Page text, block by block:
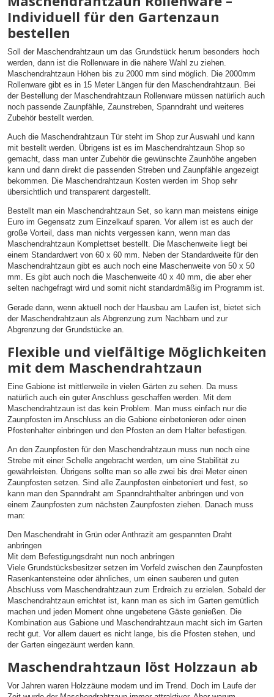
Individuell für den Gartenzaun
bestellen
Soll der Maschendrahtzaun um das Grundstück herum besonders hoch
werden, dann ist die Rollenware in die nähere Wahl zu ziehen.
Maschendrahtzaun Höhen bis zu 2000 mm sind möglich. Die 2000mm
Rollenware gibt es in 15 Meter Längen für den Maschendrahtzaun. Bei
der Bestellung der Maschendrahtzaun Rollenware müssen natürlich auch
noch passende Zaunpfähle, Zaunstreben, Spanndraht und weiteres
Zubehör bestellt werden.
Auch die Maschendrahtzaun Tür steht im Shop zur Auswahl und kann
mit bestellt werden. Übrigens ist es im Maschendrahtzaun Shop so
gemacht, dass man unter Zubehör die gewünschte Zaunhöhe angeben
kann und dann direkt die passenden Streben und Zaunpfähle angezeigt
bekommen. Die Maschendrahtzaun Kosten werden im Shop sehr
übersichtlich und transparent dargestellt.
Bestellt man ein Maschendrahtzaun Set, so kann man meistens einige
Euro im Gegensatz zum Einzelkauf sparen. Vor allem ist es auch der
große Vorteil, dass man nichts vergessen kann, wenn man das
Maschendrahtzaun Komplettset bestellt. Die Maschenweite liegt bei
einem Standardwert von 60 x 60 mm. Neben der Standardweite für den
Maschendrahtzaun gibt es auch noch eine Maschenweite von 50 x 50
mm. Es gibt auch noch die Maschenweite 40 x 40 mm, die aber eher
selten nachgefragt wird und somit nicht standardmäßig im Programm ist.
Gerade dann, wenn aktuell noch der Hausbau am Laufen ist, bietet sich
der Maschendrahtzaun als Abgrenzung zum Nachbarn und zur
Abgrenzung der Grundstücke an.
Flexible und vielfältige Möglichkeiten
mit dem Maschendrahtzaun
Eine Gabione ist mittlerweile in vielen Gärten zu sehen. Da muss
natürlich auch ein guter Anschluss geschaffen werden. Mit dem
Maschendrahtzaun ist das kein Problem. Man muss einfach nur die
Zaunpfosten im Anschluss an die Gabione einbetonieren oder einen
Pfostenhalter einbringen und den Pfosten an dem Halter befestigen.
An den Zaunpfosten für den Maschendrahtzaun muss nun noch eine
Strebe mit einer Schelle angebracht werden, um eine Stabilität zu
gewährleisten. Übrigens sollte man so alle zwei bis drei Meter einen
Zaunpfosten setzen. Sind alle Zaunpfosten einbetoniert und fest, so
kann man den Spanndraht am Spanndrahthalter anbringen und von
einem Zaunpfosten zum nächsten Zaunpfosten ziehen. Danach muss
man:
Den Maschendraht in Grün oder Anthrazit am gespannten Draht
anbringen
Mit dem Befestigungsdraht nun noch anbringen
Viele Grundstücksbesitzer setzen im Vorfeld zwischen den Zaunpfosten
Rasenkantensteine oder ähnliches, um einen sauberen und guten
Abschluss vom Maschendrahtzaun zum Erdreich zu erzielen. Sobald der
Maschendrahtzaun errichtet ist, kann man es sich im Garten gemütlich
machen und jeden Moment ohne ungebetene Gäste genießen. Die
Kombination aus Gabione und Maschendrahtzaun macht sich im Garten
recht gut. Vor allem dauert es nicht lange, bis die Pfosten stehen, und
der Garten eingezäunt werden kann.
Maschendrahtzaun löst Holzzaun ab
Vor Jahren waren Holzzäune modern und im Trend. Doch im Laufe der